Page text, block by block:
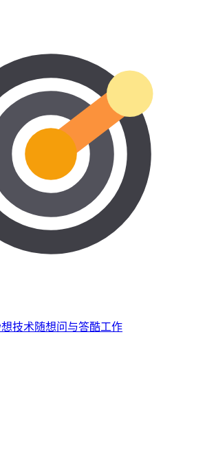
技术随想问与答酷工作